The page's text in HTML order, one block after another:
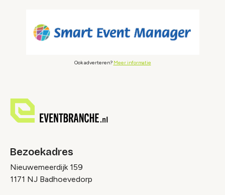
Ook adverteren? Meer informatie
Bezoekadres
Nieuwemeerdijk 159
1171 NJ Badhoevedorp